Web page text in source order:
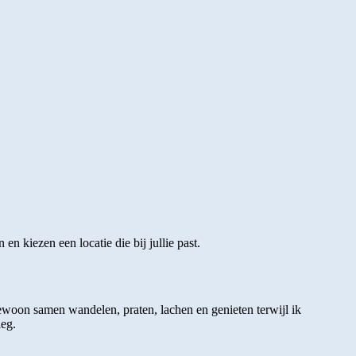
en kiezen een locatie die bij jullie past.
samen wandelen, praten, lachen en genieten terwijl ik